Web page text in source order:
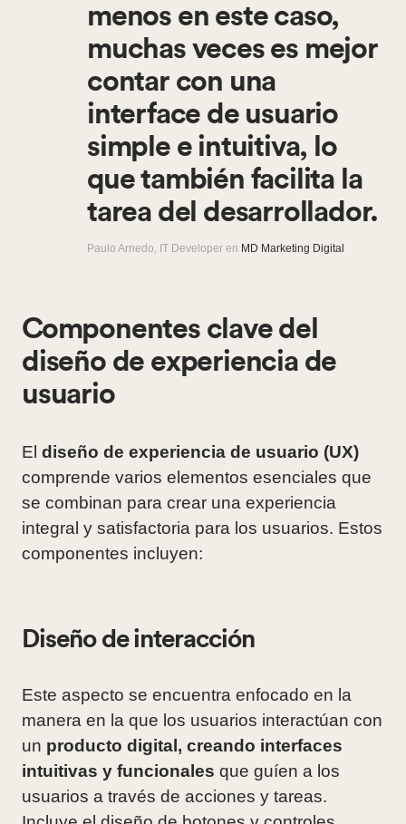
menos en este caso,
muchas veces es mejor
contar con una
interface de usuario
simple e intuitiva, lo
que también facilita la
tarea del desarrollador.
Paulo Arnedo, IT Developer en MD Marketing Digital
Componentes clave del
diseño de experiencia de
usuario
El diseño de experiencia de usuario (UX)
comprende varios elementos esenciales que
se combinan para crear una experiencia
integral y satisfactoria para los usuarios. Estos
componentes incluyen:
Diseño de interacción
Este aspecto se encuentra enfocado en la
manera en la que los usuarios interactúan con
un producto digital, creando interfaces
intuitivas y funcionales que guíen a los
usuarios a través de acciones y tareas.